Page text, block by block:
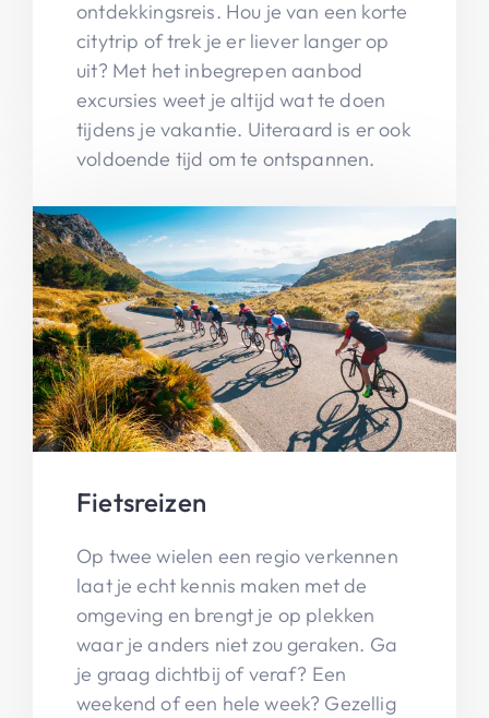
ontdekkingsreis. Hou je van een korte
citytrip of trek je er liever langer op
uit? Met het inbegrepen aanbod
excursies weet je altijd wat te doen
tijdens je vakantie. Uiteraard is er ook
voldoende tijd om te ontspannen.
Fietsreizen
Op twee wielen een regio verkennen
laat je echt kennis maken met de
omgeving en brengt je op plekken
waar je anders niet zou geraken. Ga
je graag dichtbij of veraf? Een
weekend of een hele week? Gezellig